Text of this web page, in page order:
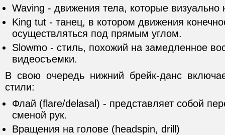
Waving - движения тела, которые
King tut - танец, в котором движения
осуществляться под прямым углом.
Slowmo - стиль, похожий на замедленное
видеосъемки.
В свою очередь нижний брейк-данс
стили:
Флай (flare/delasal) - представляет собой
сменой рук.
Вращения на голове (headspin, drill)